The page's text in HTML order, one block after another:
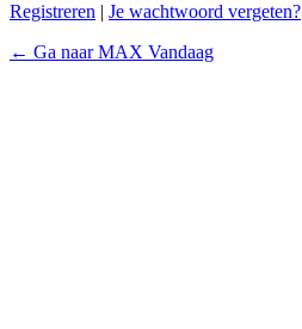
Registreren | Je wachtwoord vergeten?
← Ga naar MAX Vandaag